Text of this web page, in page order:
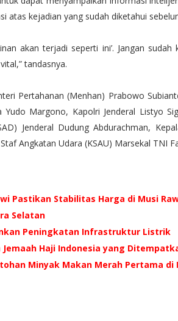
atas kejadian yang sudah diketahui
akan terjadi seperti ini’. Jangan
tandasnya.
Pertahanan (Menhan) Prabowo
Margono, Kapolri Jenderal Listyo
Jenderal Dudung Abdurachman,
Angkatan Udara (KSAU) Marsekal TNI
Pastikan Stabilitas Harga di Musi
Selatan
Peningkatan Infrastruktur Listrik
Haji Indonesia yang
Minyak Makan Merah Pertama di